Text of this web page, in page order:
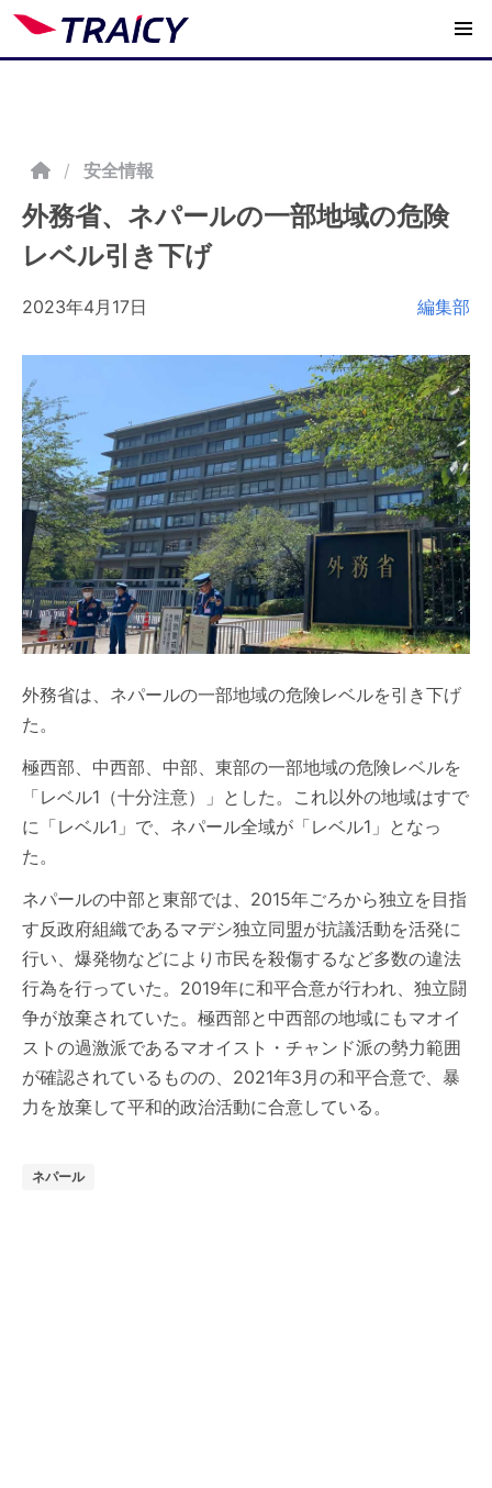
/ 安全情報
外務省、ネパールの一部地域の危険
レベル引き下げ
2023年4月17日 編集部
外務省は、ネパールの一部地域の危険レベルを引き下げ
た。
極西部、中西部、中部、東部の一部地域の危険レベルを
「レベル1（十分注意）」とした。これ以外の地域はすで
に「レベル1」で、ネパール全域が「レベル1」となっ
た。
ネパールの中部と東部では、2015年ごろから独立を目指
す反政府組織であるマデシ独立同盟が抗議活動を活発に
行い、爆発物などにより市民を殺傷するなど多数の違法
行為を行っていた。2019年に和平合意が行われ、独立闘
争が放棄されていた。極西部と中西部の地域にもマオイ
ストの過激派であるマオイスト・チャンド派の勢力範囲
が確認されているものの、2021年3月の和平合意で、暴
力を放棄して平和的政治活動に合意している。
ネパール